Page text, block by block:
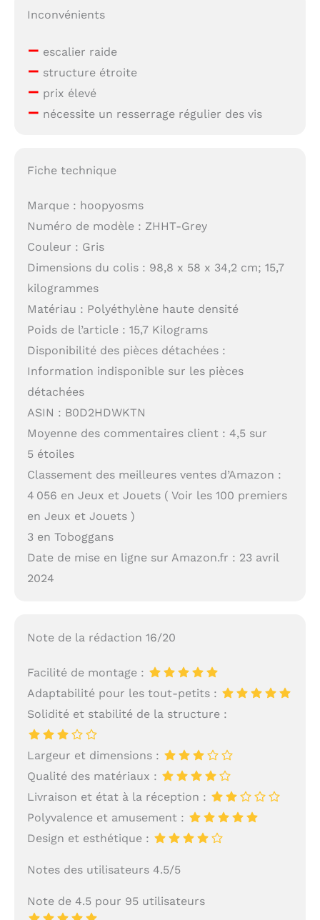
Inconvénients
– escalier raide
– structure étroite
– prix élevé
– nécessite un resserrage régulier des vis
Fiche technique
Marque : hoopyosms
Numéro de modèle : ZHHT-Grey
Couleur : Gris
Dimensions du colis : 98,8 x 58 x 34,2 cm; 15,7
kilogrammes
Matériau : Polyéthylène haute densité
Poids de l’article : 15,7 Kilograms
Disponibilité des pièces détachées :
Information indisponible sur les pièces
détachées
ASIN : B0D2HDWKTN
Moyenne des commentaires client : 4,5 sur
5 étoiles
Classement des meilleures ventes d’Amazon :
4 056 en Jeux et Jouets ( Voir les 100 premiers
en Jeux et Jouets )
3 en Toboggans
Date de mise en ligne sur Amazon.fr : 23 avril
2024
Note de la rédaction 16/20
Facilité de montage :
Adaptabilité pour les tout-petits :
Solidité et stabilité de la structure :
Largeur et dimensions :
Qualité des matériaux :
Livraison et état à la réception :
Polyvalence et amusement :
Design et esthétique :
Notes des utilisateurs 4.5/5
Note de 4.5 pour 95 utilisateurs